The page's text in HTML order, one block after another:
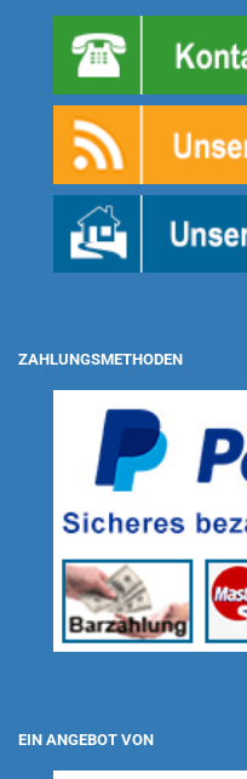
ZAHLUNGSMETHODEN
EIN ANGEBOT VON